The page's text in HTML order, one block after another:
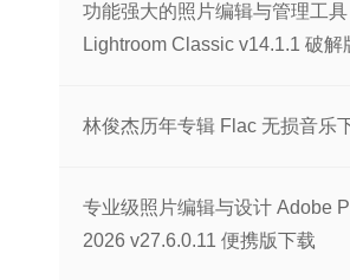
功能强大的照片编辑与管理工
Lightroom Classic v14.1.1 破解
林俊杰历年专辑 Flac 无损音乐
专业级照片编辑与设计 Adobe
2026 v27.6.0.11 便携版下载